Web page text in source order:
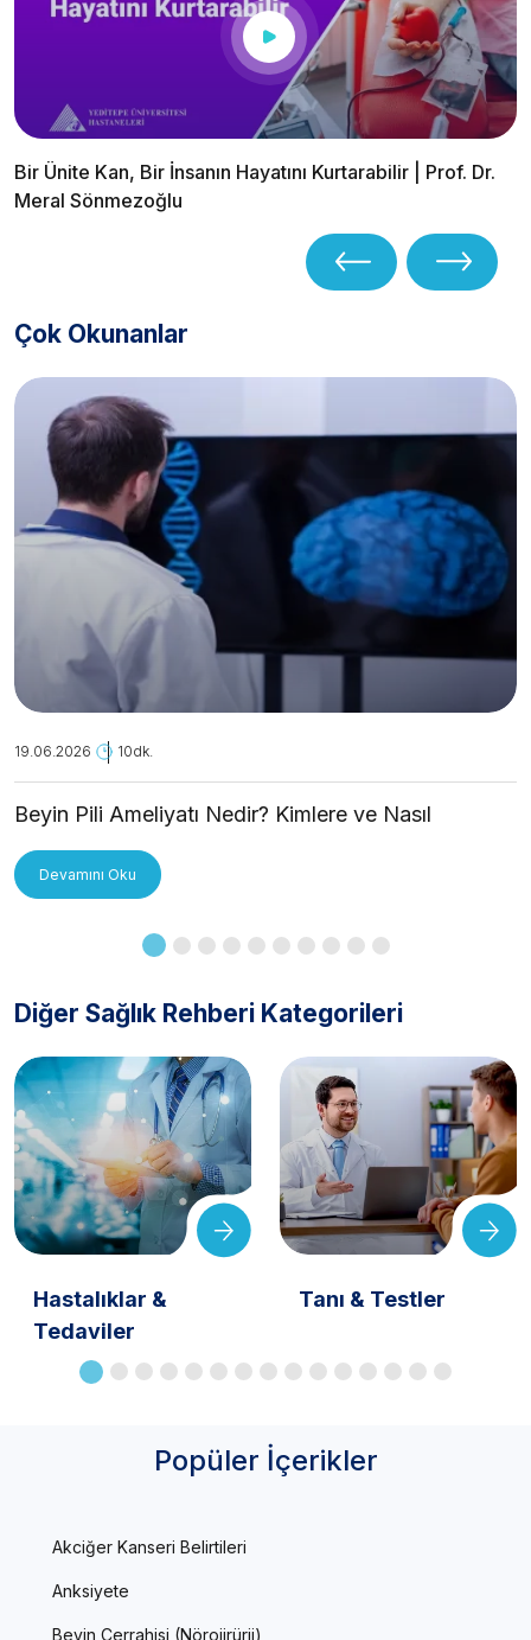
Bir Ünite Kan, Bir İnsanın Hayatını Kurtarabilir | Prof. Dr.
Meral Sönmezoğlu
Çok Okunanlar
19.06.2026 10dk.
Beyin Pili Ameliyatı Nedir? Kimlere ve Nasıl
Devamını Oku
Diğer Sağlık Rehberi Kategorileri
Hastalıklar &
Tedaviler
Tanı & Testler
Popüler İçerikler
Akciğer Kanseri Belirtileri
Anksiyete
Beyin Cerrahisi (Nörojirürji)